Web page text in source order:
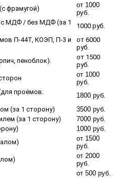
фрамугой)
от 1000
руб.
с МДФ / без МДФ (за 1
1000 руб.
П-44Т, КОЭП, П-3 и
от 6000
руб.
пеноблок).
от 1500
руб.
от 1000
руб.
проёмов:
1800 руб.
(за 1 сторону)
3500 руб.
(за 1 сторону)
7000 руб.
1000 руб.
от 1500
руб.
от 2000
руб.
от 500 руб.